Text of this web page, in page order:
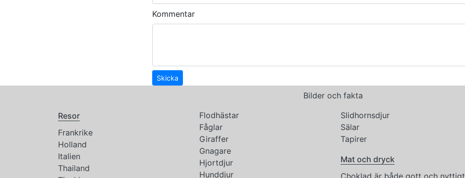
Kommentar
Skicka
Bilder och fakta
Resor
Frankrike
Holland
Italien
Thailand
Flodhästar
Fåglar
Giraffer
Gnagare
Hjortdjur
Hunddjur
Slidhornsdjur
Sälar
Tapirer
Mat och dryck